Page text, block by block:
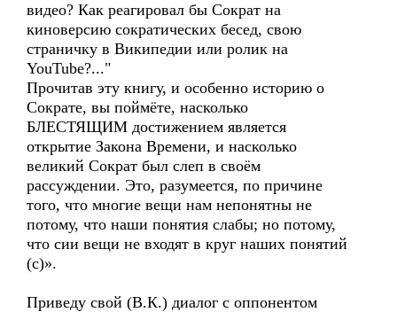
видео? Как реагировал бы Сократ на
киноверсию сократических бесед, свою
страничку в Википедии или ролик на
YouTube?..."
Прочитав эту книгу, и особенно историю о
Сократе, вы поймёте, насколько
БЛЕСТЯЩИМ достижением является
открытие Закона Времени, и насколько
великий Сократ был слеп в своём
рассуждении. Это, разумеется, по причине
того, что многие вещи нам непонятны не
потому, что наши понятия слабы; но потому,
что сии вещи не входят в круг наших понятий
(с)».
Приведу свой (В.К.) диалог с оппонентом